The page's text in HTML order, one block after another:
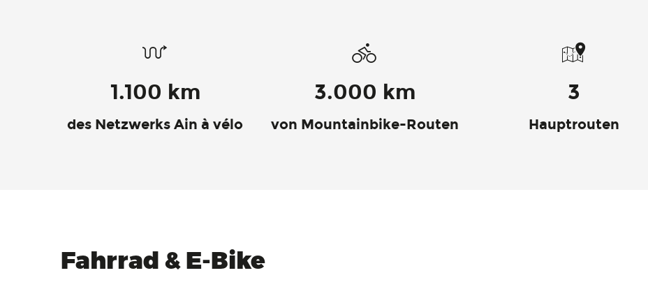
1.100 km
des Netzwerks Ain à vélo
3.000 km
von Mountainbike-Routen
3
Hauptrouten
Fahrrad & E-Bike